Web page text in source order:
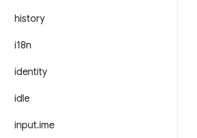
history
i18n
identity
idle
input.ime